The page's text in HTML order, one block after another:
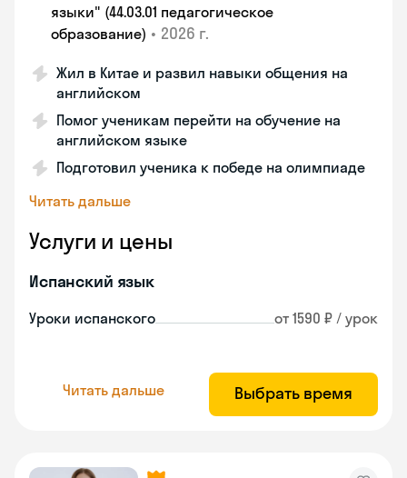
языки" (44.03.01 педагогическое
образование) • 2026 г.
Жил в Китае и развил навыки общения на
английском
Помог ученикам перейти на обучение на
английском языке
Подготовил ученика к победе на олимпиаде
Читать дальше
Услуги и цены
Испанский язык
Уроки испанского от 1590 ₽ / урок
Читать дальше Выбрать время